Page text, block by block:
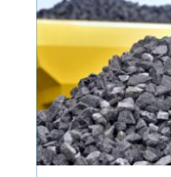
aktivitet inden for
byggeri, og derfor
løbende ...